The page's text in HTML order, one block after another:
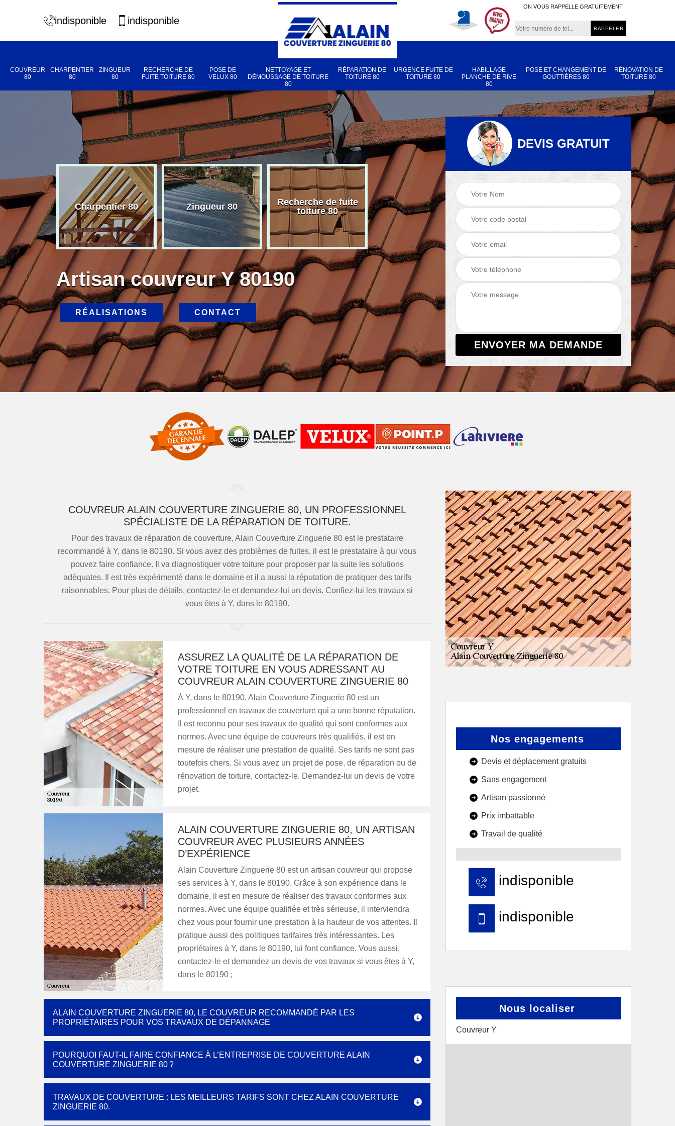
indisponible indisponible
ON VOUS RAPPELLE GRATUITEMENT
COUVREUR
80
CHARPENTIER
80
ZINGUEUR
80
RECHERCHE DE
FUITE TOITURE 80
POSE DE
VELUX 80
NETTOYAGE ET
DÉMOUSSAGE DE TOITURE
80
RÉPARATION DE
TOITURE 80
URGENCE FUITE DE
TOITURE 80
HABILLAGE
PLANCHE DE RIVE
80
POSE ET CHANGEMENT DE
GOUTTIÈRES 80
RÉNOVATION DE
TOITURE 80
80 Charpentier 80 Zingueur 80
Recherche de fuite
toiture 80
Pose de velux 80
Nettoyage et
démoussage de
toiture 80
Réparation de
toiture 80
Artisan couvreur Y 80190
RÉALISATIONS CONTACT
DEVIS GRATUIT
COUVREUR ALAIN COUVERTURE ZINGUERIE 80, UN PROFESSIONNEL
SPÉCIALISTE DE LA RÉPARATION DE TOITURE.
Pour des travaux de réparation de couverture, Alain Couverture Zinguerie 80 est le prestataire
recommandé à Y, dans le 80190. Si vous avez des problèmes de fuites, il est le prestataire à qui vous
pouvez faire confiance. Il va diagnostiquer votre toiture pour proposer par la suite les solutions
adéquates. Il est très expérimenté dans le domaine et il a aussi la réputation de pratiquer des tarifs
raisonnables. Pour plus de détails, contactez-le et demandez-lui un devis. Confiez-lui les travaux si
vous êtes à Y, dans le 80190.
ASSUREZ LA QUALITÉ DE LA RÉPARATION DE
VOTRE TOITURE EN VOUS ADRESSANT AU
COUVREUR ALAIN COUVERTURE ZINGUERIE 80
À Y, dans le 80190, Alain Couverture Zinguerie 80 est un
professionnel en travaux de couverture qui a une bonne réputation.
Il est reconnu pour ses travaux de qualité qui sont conformes aux
normes. Avec une équipe de couvreurs très qualifiés, il est en
mesure de réaliser une prestation de qualité. Ses tarifs ne sont pas
toutefois chers. Si vous avez un projet de pose, de réparation ou de
rénovation de toiture, contactez-le. Demandez-lui un devis de votre
projet.
ALAIN COUVERTURE ZINGUERIE 80, UN ARTISAN
COUVREUR AVEC PLUSIEURS ANNÉES
D’EXPÉRIENCE
Alain Couverture Zinguerie 80 est un artisan couvreur qui propose
ses services à Y, dans le 80190. Grâce à son expérience dans le
domaine, il est en mesure de réaliser des travaux conformes aux
normes. Avec une équipe qualifiée et très sérieuse, il interviendra
chez vous pour fournir une prestation à la hauteur de vos attentes. Il
pratique aussi des politiques tarifaires très intéressantes. Les
propriétaires à Y, dans le 80190, lui font confiance. Vous aussi,
contactez-le et demandez un devis de vos travaux si vous êtes à Y,
dans le 80190 ;
ALAIN COUVERTURE ZINGUERIE 80, LE COUVREUR RECOMMANDÉ PAR LES
PROPRIÉTAIRES POUR VOS TRAVAUX DE DÉPANNAGE
POURQUOI FAUT-IL FAIRE CONFIANCE À L’ENTREPRISE DE COUVERTURE ALAIN
COUVERTURE ZINGUERIE 80 ?
TRAVAUX DE COUVERTURE : LES MEILLEURS TARIFS SONT CHEZ ALAIN COUVERTURE
ZINGUERIE 80.
Nos engagements
Devis et déplacement gratuits
Sans engagement
Artisan passionné
Prix imbattable
Travail de qualité
indisponible
indisponible
Nous localiser
Couvreur Y